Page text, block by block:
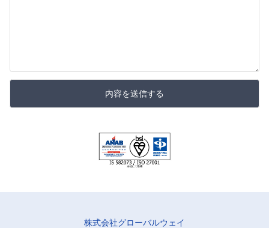
内容を送信する
株式会社グローバルウェイ